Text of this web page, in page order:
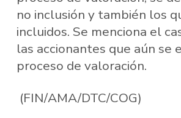
no inclusión y también los
incluidos. Se menciona el
las accionantes que aún se
proceso de valoración.
(FIN/AMA/DTC/COG)